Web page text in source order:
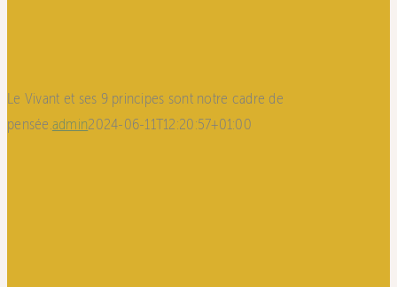
Le Vivant et ses 9 principes sont notre cadre de
pensée.admin2024-06-11T12:20:57+01:00